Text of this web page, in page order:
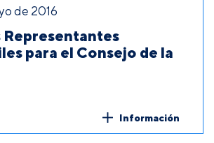
de 2016
Representantes
para el Consejo de la
Información